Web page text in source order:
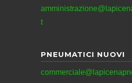
t
PNEUMATICI NUOVI